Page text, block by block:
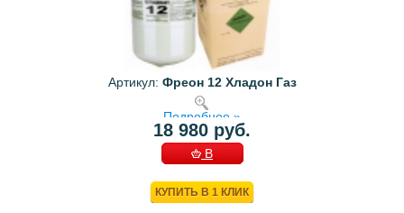
Артикул: Фреон 12 Хладон Газ
Подробнее »
18 980 руб.
В
КУПИТЬ В 1 КЛИК